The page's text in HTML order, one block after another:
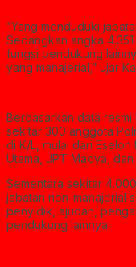
“Yang menduduki
Sedangkan angka
fungsi pendukung
yang manajerial,” ujar
Berdasarkan data
sekitar 300 anggota
di K/L, mulai dari Eselon
Utama, JPT Madya, dan
Sementara sekitar
jabatan non-manajerial
penyidik, ajudan,
pendukung lainnya.